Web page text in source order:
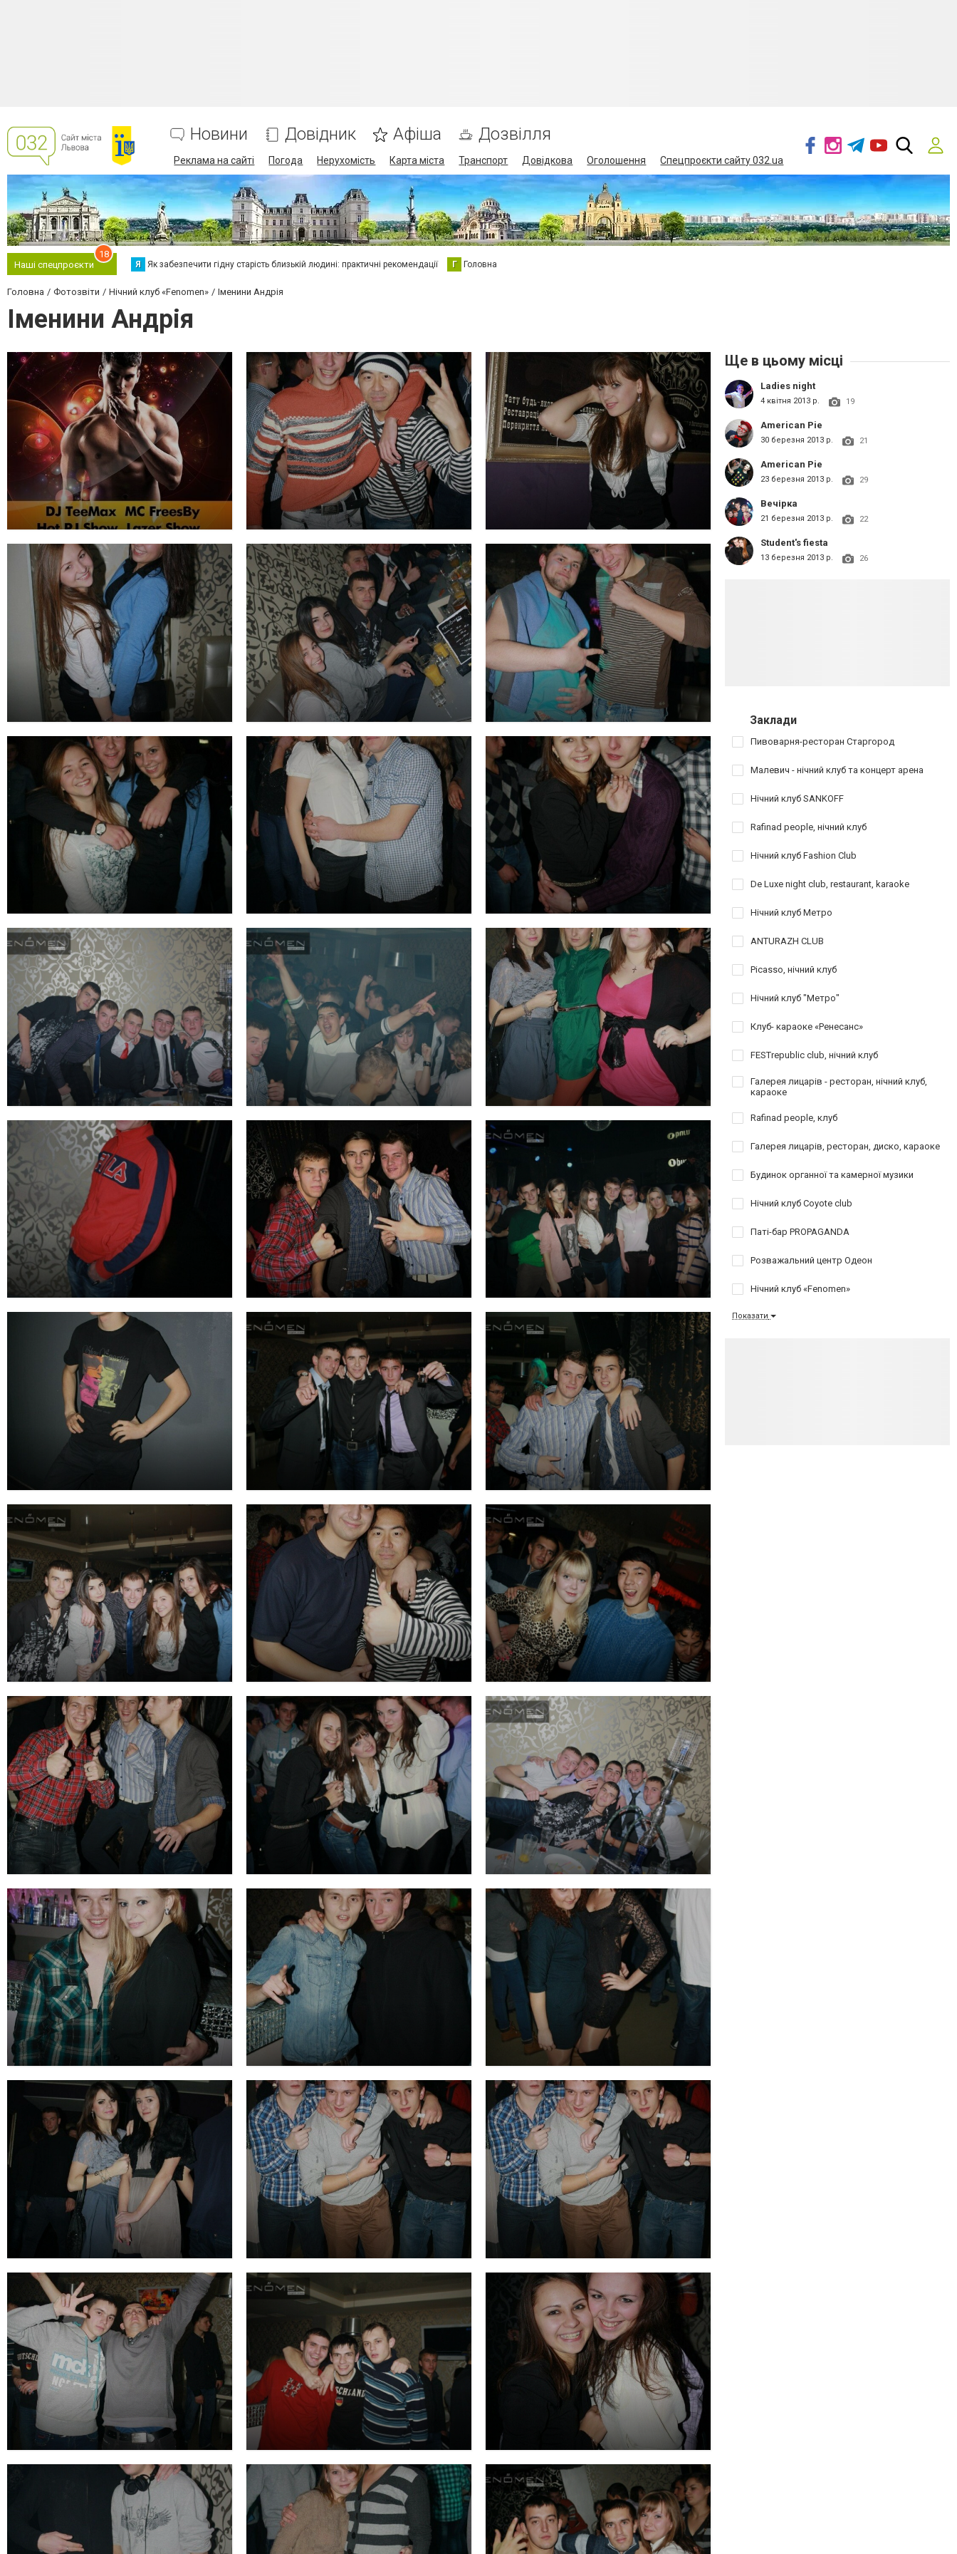
Новини Довідник Афіша Дозвілля
Реклама на сайті Погода Нерухомість Карта міста Транспорт Довідкова Оголошення Спецпроєкти сайту 032.ua
Наші спецпроєкти
18
Я Як забезпечити гідну старість близькій людині: практичні рекомендації Г Головна
Головна Фотозвіти Нічний клуб «Fenomen» Іменини Андрія
Іменини Андрія
Ще в цьому місці
Ladies night
4 квітня 2013 р. 19
American Pie
30 березня 2013 р. 21
American Pie
23 березня 2013 р. 29
Вечірка
21 березня 2013 р. 22
Student's fiesta
13 березня 2013 р. 26
Заклади
Пивоварня-ресторан Старгород
Малевич - нічний клуб та концерт арена
Нічний клуб SANKOFF
Rafinad people, нічний клуб
Нічний клуб Fashion Club
De Luxe night club, restaurant, karaoke
Нічний клуб Метро
ANTURAZH CLUB
Picasso, нічний клуб
Нічний клуб "Метро"
Клуб- караоке «Ренесанс»
FESTrepublic club, нічний клуб
Галерея лицарів - ресторан, нічний клуб,
караоке
Rafinad people, клуб
Галерея лицарів, ресторан, диско, караоке
Будинок органної та камерної музики
Нічний клуб Coyote club
Паті-бар PROPAGANDA
Розважальний центр Одеон
Нічний клуб «Fenomen»
Показати